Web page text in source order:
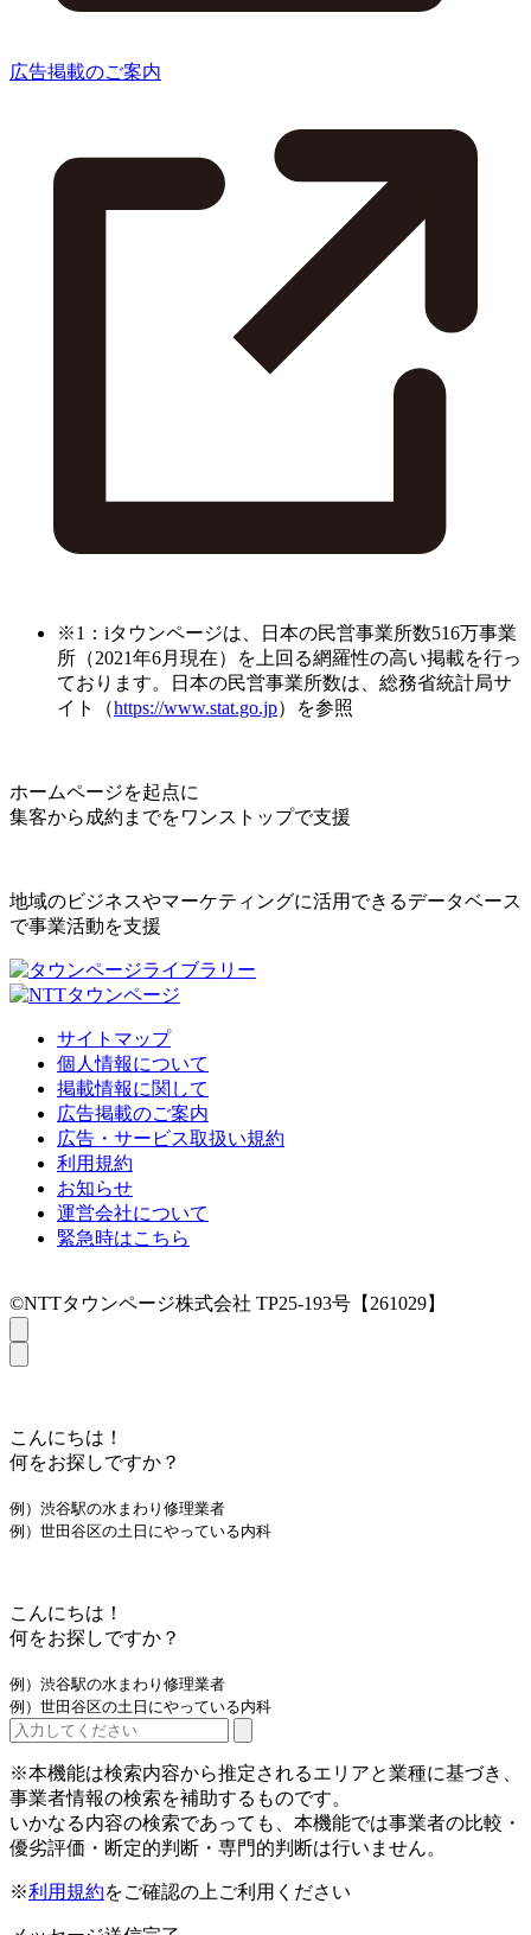
広告掲載のご案内
※1：iタウンページは、日本の民営事業所数516万事業
所（2021年6月現在）を上回る網羅性の高い掲載を行っ
ております。日本の民営事業所数は、総務省統計局サ
イト（https://www.stat.go.jp）を参照
ホームページを起点に
集客から成約までをワンストップで支援
地域のビジネスやマーケティングに活用できるデータベース
で事業活動を支援
サイトマップ
個人情報について
掲載情報に関して
広告掲載のご案内
広告・サービス取扱い規約
利用規約
お知らせ
運営会社について
緊急時はこちら
©NTTタウンページ株式会社 TP25-193号【261029】
こんにちは！
何をお探しですか？
例）渋谷駅の水まわり修理業者
例）世田谷区の土日にやっている内科
こんにちは！
何をお探しですか？
例）渋谷駅の水まわり修理業者
例）世田谷区の土日にやっている内科
※本機能は検索内容から推定されるエリアと業種に基づき、
事業者情報の検索を補助するものです。
いかなる内容の検索であっても、本機能では事業者の比較・
優劣評価・断定的判断・専門的判断は行いません。
※利用規約をご確認の上ご利用ください